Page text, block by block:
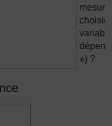
mesure
choisie
variable
») ?